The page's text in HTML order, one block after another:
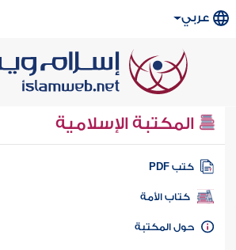
عربي
المكتبة الإسلامية
كتب PDF
كتاب الأمة